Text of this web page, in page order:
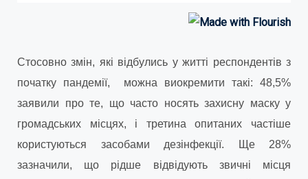
Стосовно змін, які відбулись у житті респондентів з
початку пандемії, можна виокремити такі: 48,5%
заявили про те, що часто носять захисну маску у
громадських місцях, і третина опитаних частіше
користуються засобами дезінфекції. Ще 28%
зазначили, що рідше відвідують звичні місця